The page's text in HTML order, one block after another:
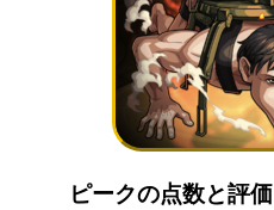
ピークの点数と評価